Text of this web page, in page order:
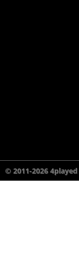
© 2011-2026 4played